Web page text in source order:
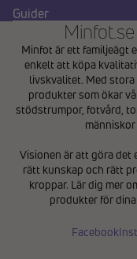
Guider
Minfot är ett familjeägt
enkelt att köpa
livskvalitet. Med
produkter som ökar
stödstrumpor, fotvård,
Visionen är att göra det
rätt kunskap och rätt
kroppar. Lär dig mer
produkter för
Facebook
Fraktpolicy